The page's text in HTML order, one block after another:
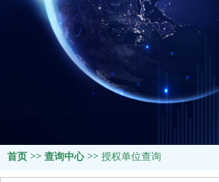
首页 >> 查询中心 >> 授权单位查询